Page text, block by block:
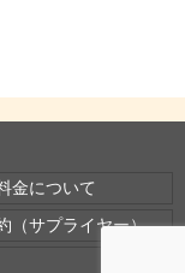
金について
（サプライヤー）